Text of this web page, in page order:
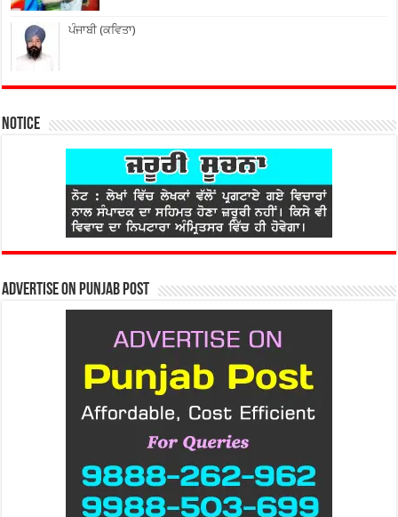
ਪੰਜਾਬੀ (ਕਵਿਤਾ)
Notice
Advertise on Punjab Post